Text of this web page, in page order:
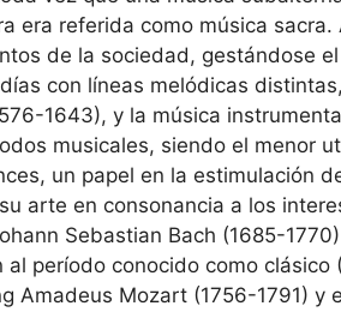
era referida como música
de la sociedad, gestándose
con líneas melódicas
1643), y la música
musicales, siendo el menor
un papel en la estimulación
arte en consonancia a los
Sebastian Bach (1685-
período conocido como clásico
Amadeus Mozart (1756-1791) y